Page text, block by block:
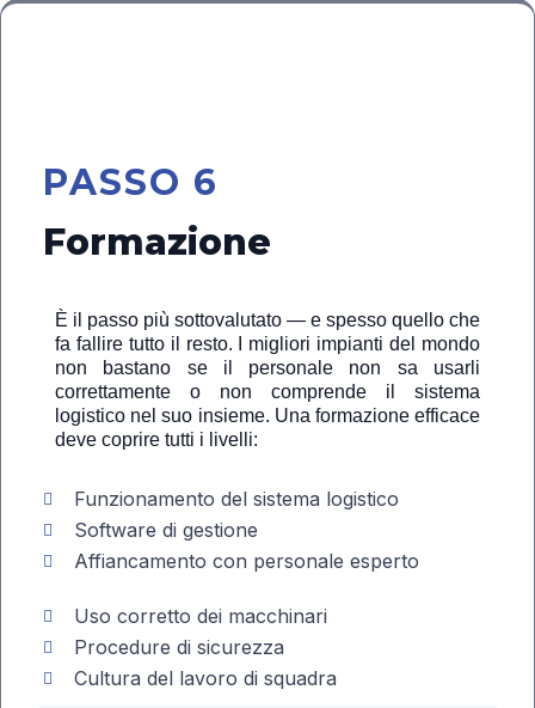
PASSO 6
Formazione
È il passo più sottovalutato — e spesso quello che
fa fallire tutto il resto. I migliori impianti del mondo
non bastano se il personale non sa usarli
correttamente o non comprende il sistema
logistico nel suo insieme. Una formazione efficace
deve coprire tutti i livelli:
Funzionamento del sistema logistico
Software di gestione
Affiancamento con personale esperto
Uso corretto dei macchinari
Procedure di sicurezza
Cultura del lavoro di squadra